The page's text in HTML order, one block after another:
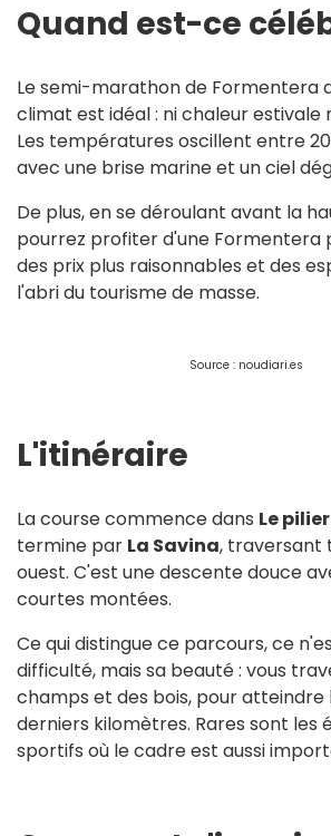
Quand est-ce
Le semi-marathon de Formentera
climat est idéal : ni chaleur estivale
Les températures oscillent entre
avec une brise marine et un ciel
De plus, en se déroulant avant la
pourrez profiter d'une Formentera
des prix plus raisonnables et des
l'abri du tourisme de masse.
Source : noudiari.es
L'itinéraire
La course commence dans Le
termine par La Savina, traversant
ouest. C'est une descente douce
courtes montées.
Ce qui distingue ce parcours, ce
difficulté, mais sa beauté : vous
champs et des bois, pour atteindre
derniers kilomètres. Rares sont les
sportifs où le cadre est aussi